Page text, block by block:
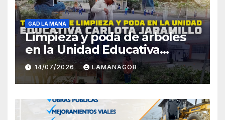
GAD LA MANA
Limpieza y poda de árboles
en la Unidad Educativa
Carlota Jaramillo
14/07/2026 LAMANAGOB